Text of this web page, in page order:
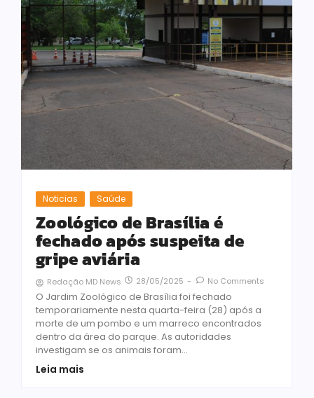
Noticias Saúde
Zoológico de Brasília é
fechado após suspeita de
gripe aviária
Redação MD News 28/05/2025 - No Comments
O Jardim Zoológico de Brasília foi fechado
temporariamente nesta quarta-feira (28) após a
morte de um pombo e um marreco encontrados
dentro da área do parque. As autoridades
investigam se os animais foram...
Leia mais